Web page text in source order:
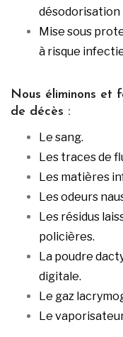
désodorisation
Mise sous
à risque
Nous éliminons et
de décès :
Le sang.
Les traces de
Les matières
Les odeurs
Les résidus
policières.
La poudre
digitale.
Le gaz
Le